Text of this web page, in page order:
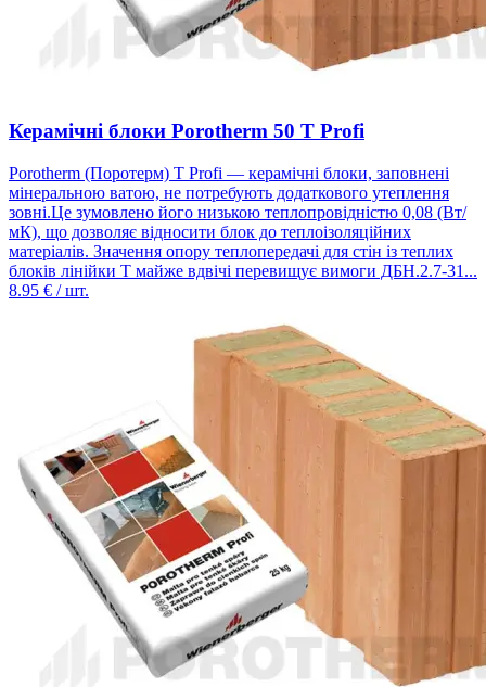
Керамічні блоки Porotherm 50 T Profi
Porotherm (Поротерм) T Profi — керамічні блоки, заповнені
мінеральною ватою, не потребують додаткового утеплення
зовні.Це зумовлено його низькою теплопровідністю 0,08 (Вт/
мК), що дозволяє відносити блок до теплоізоляційних
матеріалів. Значення опору теплопередачі для стін із теплих
блоків лінійки Т майже вдвічі перевищує вимоги ДБН.2.7-31...
8.95 € / шт.